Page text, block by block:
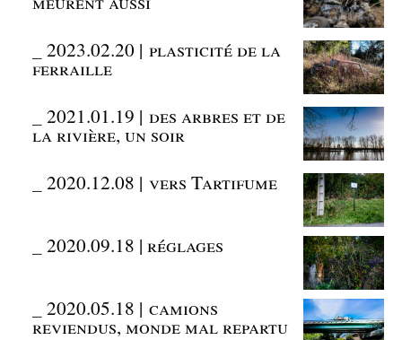
_2023.02.20 | plasticité de la
ferraille
_2021.01.19 | des arbres et de
la rivière, un soir
_2020.12.08 | vers Tartifume
_2020.09.18 | réglages
_2020.05.18 | camions
reviendus, monde mal repartu